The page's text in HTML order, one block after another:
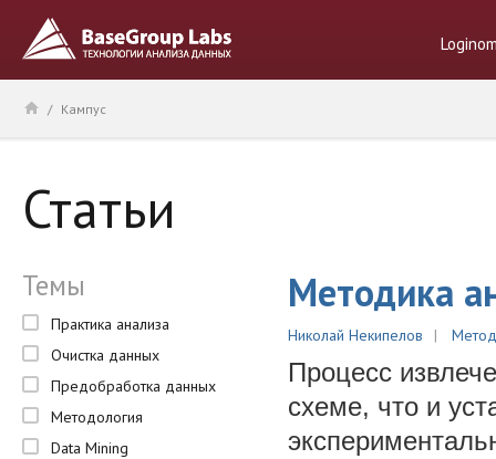
/ Кампус
Статьи
Темы
Практика анализа
Очистка данных
Предобработка данных
Методология
Data Mining
Методика
Николай Некипелов
Процесс
схеме, что и